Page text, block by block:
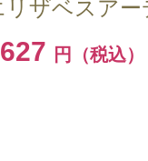
リザベスアー
円（税込）